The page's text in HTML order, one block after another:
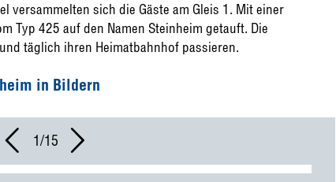
versammelten sich die Gäste am Gleis 1. Mit einer
Typ 425 auf den Namen Steinheim getauft. Die
täglich ihren Heimatbahnhof passieren.
in Bildern
1/15